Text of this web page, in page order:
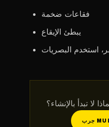
فقاعات ضخمة
يبطئ الإيقاع
استخدم البصريات
لا تبدأ بالإنشاء؟